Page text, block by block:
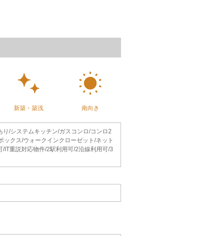
新築・築浅 南向き
/システムキッチン/ガスコンロ/コンロ2
クス/ウォークインクローゼット/ネット
IT重説対応物件/2駅利用可/2沿線利用可/3